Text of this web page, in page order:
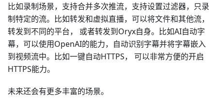
比如录制场景，支持合并多次推流，支持设置过滤器，只录
制特定的流。比如转发和虚拟直播，可以将文件和其他流，
转发到不同的平台， 或者转发到Oryx自身。比如AI自动字
幕，可以使用OpenAI的能力，自动识别字幕并将字幕嵌入
到视频流中。比如一键自动HTTPS， 可以非常方便的开启
HTTPS能力。
未来还会有更多丰富的场景。